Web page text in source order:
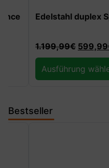
Edelstahl duplex
1.199,99€ 599,99€
Ausführung wählen
Bestseller